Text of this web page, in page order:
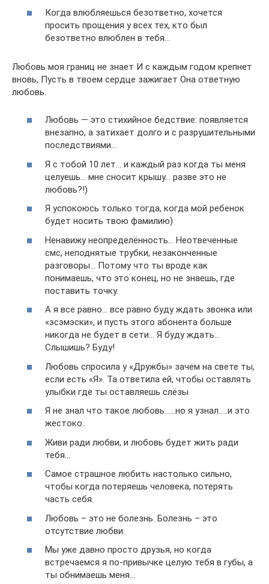
Когда влюбляешься безответно, хочется
просить прощения у всех тех, кто был
безответно влюблен в тебя…
Любовь моя границ не знает И с каждым годом крепнет
вновь, Пусть в твоем сердце зажигает Она ответную
любовь.
Любовь — это стихийное бедствие: появляется
внезапно, а затихает долго и с разрушительными
последствиями…
Я с тобой 10 лет… и каждый раз когда ты меня
целуешь… мне сносит крышу… разве это не
любовь?!)
Я успокоюсь только тогда, когда мой ребенок
будет носить твою фамилию)
Ненавижу неопределённость… Неотвеченные
смс, неподнятые трубки, незаконченные
разговоры… Потому что ты вроде как
понимаешь, что это конец, но не знаешь, где
поставить точку.
А я все равно… все равно буду ждать звонка или
«эсэмэски», и пусть этого абонента больше
никогда не будет в сети… Я буду ждать…
Слышишь? Буду!
Любовь спросила у «Дружбы» зачем на свете ты,
если есть «Я». Та ответила ей, чтобы оставлять
улыбки где ты оставляешь слёзы
Я не знал что такое любовь……но я узнал…..и это
жестоко..
Живи ради любви, и любовь будет жить ради
тебя…
Самое страшное любить настолько сильно,
чтобы когда потеряешь человека, потерять
часть себя.
Любовь – это не болезнь. Болезнь – это
отсутствие любви.
Мы уже давно просто друзья, но когда
встречаемся я по-привычке целую тебя в губы, а
ты обнимаешь меня…